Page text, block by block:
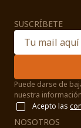
SUSCRÍBETE
Puede darse de
nuestra
Acepto las
NOSOTROS